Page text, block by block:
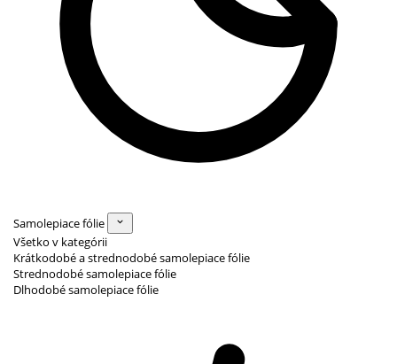
Samolepiace fólie
Všetko v kategórii
Krátkodobé a strednodobé samolepiace fólie
Strednodobé samolepiace fólie
Dlhodobé samolepiace fólie